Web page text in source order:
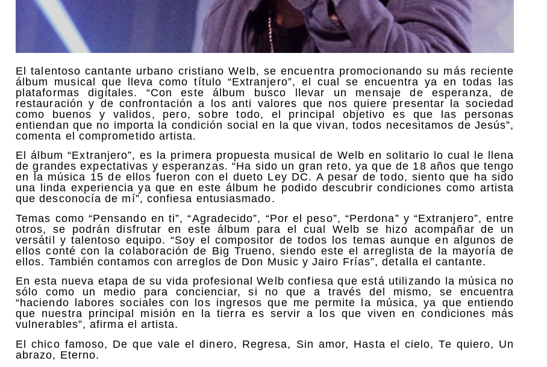
El talentoso cantante urbano cristiano Welb, se encuentra promocionando su más reciente
álbum musical que lleva como título “Extranjero”, el cual se encuentra ya en todas las
plataformas digitales. “Con este álbum busco llevar un mensaje de esperanza, de
restauración y de confrontación a los anti valores que nos quiere presentar la sociedad
como buenos y validos, pero, sobre todo, el principal objetivo es que las personas
entiendan que no importa la condición social en la que vivan, todos necesitamos de Jesús”,
comenta el comprometido artista.
El álbum “Extranjero”, es la primera propuesta musical de Welb en solitario lo cual le llena
de grandes expectativas y esperanzas. “Ha sido un gran reto, ya que de 18 años que tengo
en la música 15 de ellos fueron con el dueto Ley DC. A pesar de todo, siento que ha sido
una linda experiencia ya que en este álbum he podido descubrir condiciones como artista
que desconocía de mí”, confiesa entusiasmado.
Temas como “Pensando en ti”, “Agradecido”, “Por el peso”, “Perdona” y “Extranjero”, entre
otros, se podrán disfrutar en este álbum para el cual Welb se hizo acompañar de un
versátil y talentoso equipo. “Soy el compositor de todos los temas aunque en algunos de
ellos conté con la colaboración de Big Trueno, siendo este el arreglista de la mayoría de
ellos. También contamos con arreglos de Don Music y Jairo Frías”, detalla el cantante.
En esta nueva etapa de su vida profesional Welb confiesa que está utilizando la música no
sólo como un medio para concienciar, si no que a través del mismo, se encuentra
“haciendo labores sociales con los ingresos que me permite la música, ya que entiendo
que nuestra principal misión en la tierra es servir a los que viven en condiciones más
vulnerables”, afirma el artista.
El chico famoso, De que vale el dinero, Regresa, Sin amor, Hasta el cielo, Te quiero, Un
abrazo, Eterno.